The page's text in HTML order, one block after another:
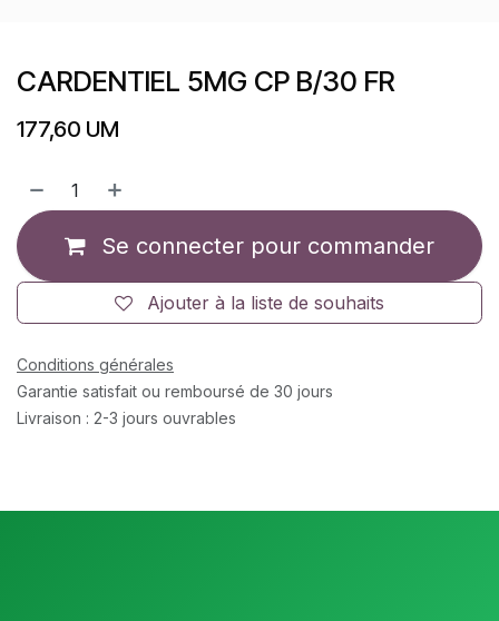
CARDENTIEL 5MG CP B/30 FR
177,60 UM
Se connecter pour commander
Ajouter à la liste de souhaits
Conditions générales
Garantie satisfait ou remboursé de 30 jours
Livraison : 2-3 jours ouvrables